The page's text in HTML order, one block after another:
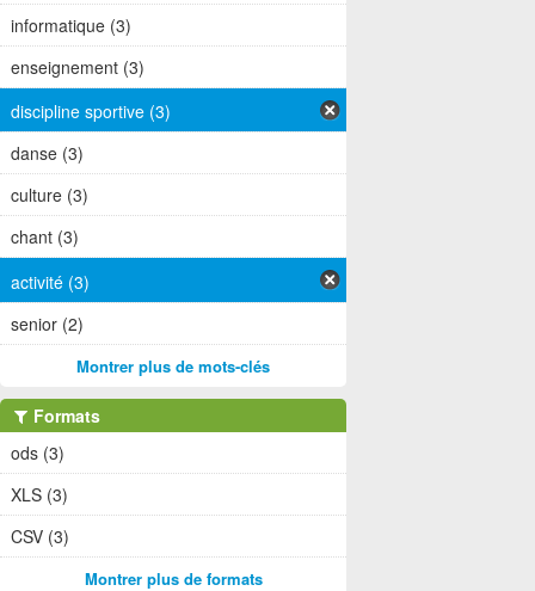
informatique (3)
enseignement (3)
discipline sportive (3)
danse (3)
culture (3)
chant (3)
activité (3)
senior (2)
Montrer plus de mots-clés
Formats
ods (3)
XLS (3)
CSV (3)
Montrer plus de formats